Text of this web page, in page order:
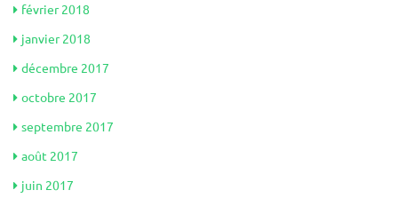
février 2018
janvier 2018
décembre 2017
octobre 2017
septembre 2017
août 2017
juin 2017